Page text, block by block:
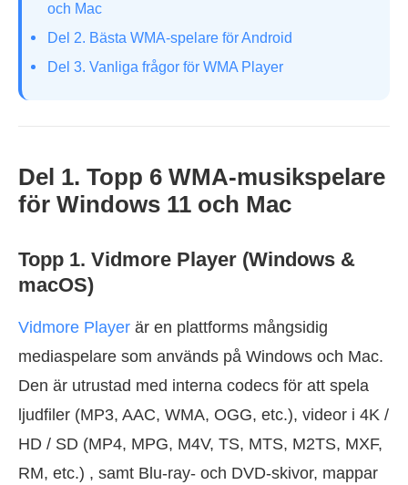
och Mac
Del 2. Bästa WMA-spelare för Android
Del 3. Vanliga frågor för WMA Player
Del 1. Topp 6 WMA-musikspelare
för Windows 11 och Mac
Topp 1. Vidmore Player (Windows &
macOS)
Vidmore Player är en plattforms mångsidig
mediaspelare som används på Windows och Mac.
Den är utrustad med interna codecs för att spela
ljudfiler (MP3, AAC, WMA, OGG, etc.), videor i 4K /
HD / SD (MP4, MPG, M4V, TS, MTS, M2TS, MXF,
RM, etc.) , samt Blu-ray- och DVD-skivor, mappar